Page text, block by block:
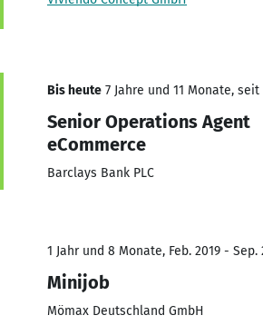
Bis heute 7 Jahre und 11 Monate, seit
Senior Operations Agent
eCommerce
Barclays Bank PLC
1 Jahr und 8 Monate, Feb. 2019 - Sep.
Minijob
Mömax Deutschland GmbH